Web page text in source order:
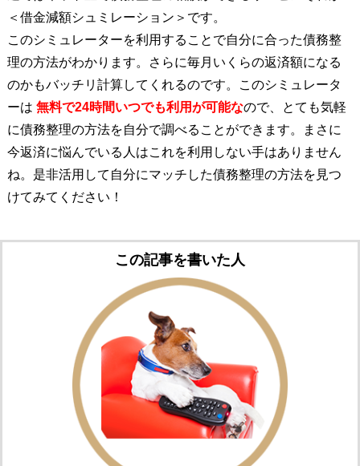
＜借金減額シュミレーション＞です。
このシミュレーターを利用することで自分に合った債務整
理の方法がわかります。さらに毎月いくらの返済額になる
のかもバッチリ計算してくれるのです。このシミュレータ
ーは 無料で24時間いつでも利用が可能なので、とても気軽
に債務整理の方法を自分で調べることができます。まさに
今返済に悩んでいる人はこれを利用しない手はありません
ね。是非活用して自分にマッチした債務整理の方法を見つ
けてみてください！
この記事を書いた人